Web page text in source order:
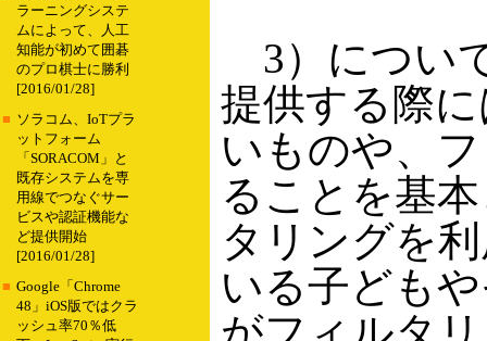
ラーニングシステ
ムによって、人工
知能が初めて囲碁
のプロ棋士に勝利
[2016/01/28]
■ ソラコム、IoTプラ
ットフォーム
「SORACOM」と
既存システムを専
用線でつなぐサー
ビスや認証機能な
ど提供開始
[2016/01/28]
■ Google「Chrome
48」iOS版ではクラ
ッシュ率70％低
3）につい
提供する際
いものや、
ることを基
タリングを
いる子ども